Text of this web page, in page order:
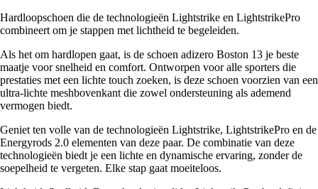
Hardloopschoen die de technologieën Lightstrike en LightstrikePro
combineert om je stappen met lichtheid te begeleiden.
Als het om hardlopen gaat, is de schoen adizero Boston 13 je beste
maatje voor snelheid en comfort. Ontworpen voor alle sporters die
prestaties met een lichte touch zoeken, is deze schoen voorzien van een
ultra-lichte meshbovenkant die zowel ondersteuning als ademend
vermogen biedt.
Geniet ten volle van de technologieën Lightstrike, LightstrikePro en de
Energyrods 2.0 elementen van deze paar. De combinatie van deze
technologieën biedt je een lichte en dynamische ervaring, zonder de
soepelheid te vergeten. Elke stap gaat moeiteloos.